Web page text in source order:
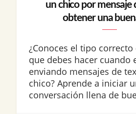
un chico por mensaje
obtener una
¿Conoces el tipo
que debes hacer cuando
enviando mensajes de
chico? Aprende a iniciar
conversación llena de